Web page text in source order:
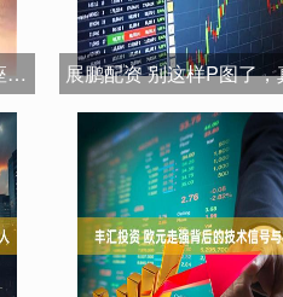
银铺子配资 “橄榄绿”阅兵观礼座椅在北京6家市属公园“上岗”